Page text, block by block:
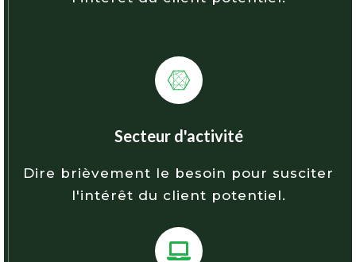
Secteur d'activité
Dire brièvement le besoin pour susciter
l'intérêt du client potentiel.